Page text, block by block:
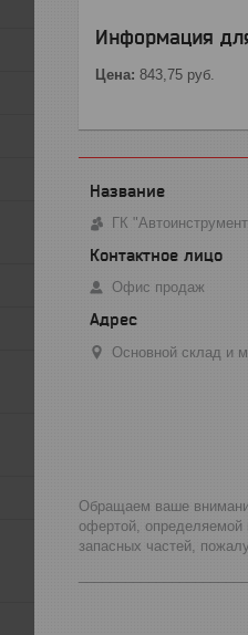
Информация
Цена: 843,75 руб.
ГК
Офис продаж
Основной склад и
Обращаем ваше
офертой, определяемой
запасных частей,